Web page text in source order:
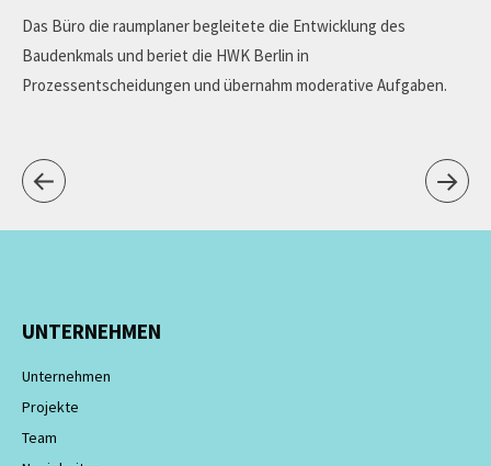
Das Büro die raumplaner begleitete die Entwicklung des
Baudenkmals und beriet die HWK Berlin in
Prozessentscheidungen und übernahm moderative Aufgaben.
UNTERNEHMEN
Unternehmen
Projekte
Team